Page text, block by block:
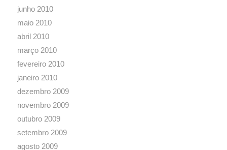
agosto 2009
COMENTÁRIOS
Cristiane Joffily Ribeiro
Armário
Cristiane Joffily Ribeiro
Personal Organizer?